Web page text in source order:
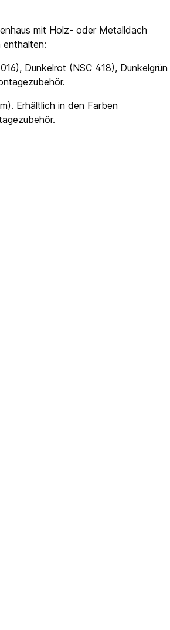
mit Holz- oder Metalldach
Dunkelrot (NSC 418), Dunkelgrün
Erhältlich in den Farben